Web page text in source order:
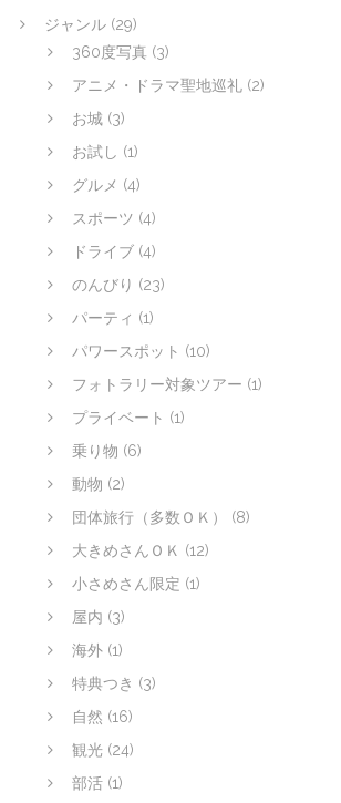
ジャンル (29)
360度写真 (3)
アニメ・ドラマ聖地巡礼 (2)
お城 (3)
お試し (1)
グルメ (4)
スポーツ (4)
ドライブ (4)
のんびり (23)
パーティ (1)
パワースポット (10)
フォトラリー対象ツアー (1)
プライベート (1)
乗り物 (6)
動物 (2)
団体旅行（多数ＯＫ）
(8)
大きめさんＯＫ (12)
小さめさん限定 (1)
屋内 (3)
海外 (1)
特典つき (3)
自然 (16)
観光 (24)
部活 (1)